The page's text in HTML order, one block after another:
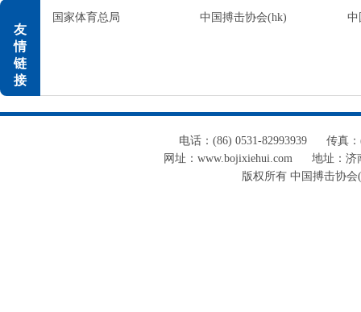
友
情
链
接
国家体育总局 中国搏击协会(hk) 中
电话：(86) 0531-82993939
传真
网址：www.bojixiehui.com
地址：济
版权所有 中国搏击协会